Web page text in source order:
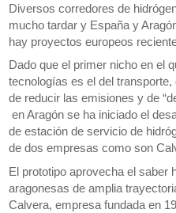
Diversos corredores de
mucho tardar y España y
hay proyectos europeos
Dado que el primer nicho en el
tecnologías es el del
de reducir las emisiones y de
en Aragón se ha iniciado el
de estación de servicio de
de dos empresas como son
El prototipo aprovecha el saber
aragonesas de amplia
Calvera, empresa fundada en